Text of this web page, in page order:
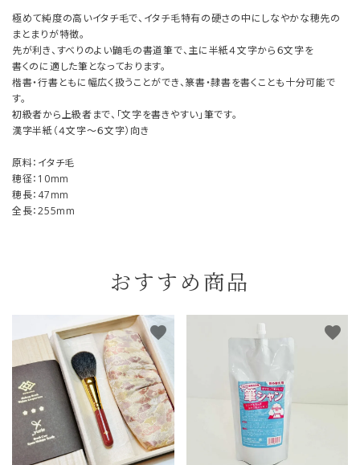
極めて純度の高いイタチ毛で、イタチ毛特有の硬さの中にしなやかな穂先の
まとまりが特徴。
先が利き、すべりのよい鼬毛の書道筆で、主に半紙４文字から６文字を
書くのに適した筆となっております。
楷書・行書ともに幅広く扱うことができ、篆書・隷書を書くことも十分可能で
す。
初級者から上級者まで、「文字を書きやすい」筆です。
漢字半紙（４文字～６文字）向き
原料：イタチ毛
穂径：10mm
穂長：47mm
全長：255mm
おすすめ商品
favorite favorite